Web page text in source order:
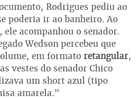
Rodrigues pediu ao
poderia ir ao banheiro. Ao
acompanhou o senador.
Wedson percebeu que
em formato retangular,
vestes do senador Chico
um short azul (tipo
amarela."